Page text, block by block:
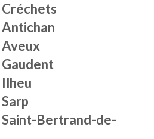
Créchets
Antichan
Aveux
Gaudent
Ilheu
Sarp
Saint-Bertrand-de-